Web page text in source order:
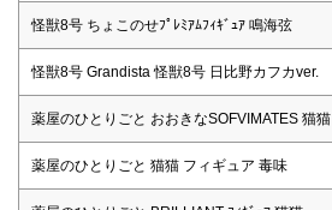
怪獣8号 ちょこのせﾌﾟﾚﾐｱﾑﾌｨｷﾞｭｱ 鳴海弦
怪獣8号 Grandista 怪獣8号 日比野カフカver.
薬屋のひとりごと おおきなSOFVIMATES 猫猫
薬屋のひとりごと 猫猫 フィギュア 毒味